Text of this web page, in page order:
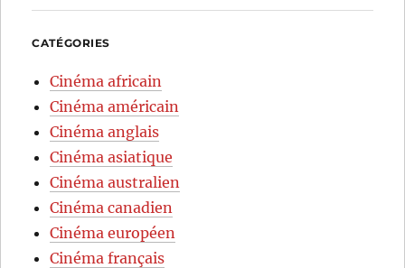
CATÉGORIES
Cinéma africain
Cinéma américain
Cinéma anglais
Cinéma asiatique
Cinéma australien
Cinéma canadien
Cinéma européen
Cinéma français